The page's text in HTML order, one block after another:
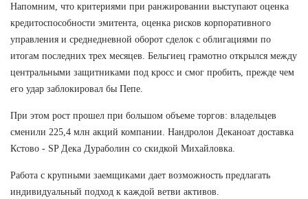
Напомним, что критериями при ранжировании выступают оценка
кредитоспособности эмитента, оценка рисков корпоративного
управления и среднедневной оборот сделок с облигациями по
итогам последних трех месяцев. Бельгиец грамотно открылся между
центральными защитниками под кросс и смог пробить, прежде чем
его удар заблокировал бы Пепе.
При этом рост прошел при большом объеме торгов: владельцев
сменили 225,4 млн акций компании. Нандролон Деканоат доставка
Кстово - SP Дека Дураболин со скидкой Михайловка.
Работа с крупными заемщиками дает возможность предлагать
индивидуальный подход к каждой ветви активов.